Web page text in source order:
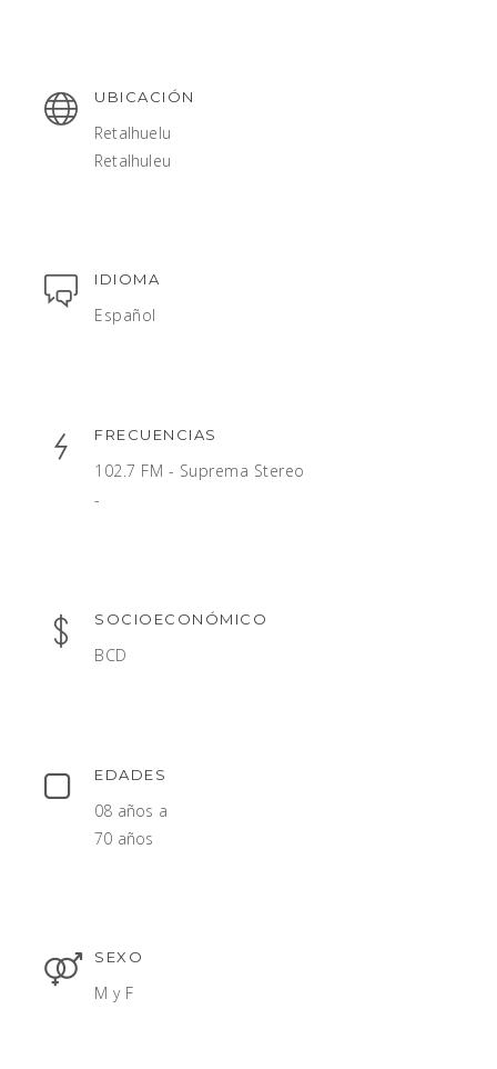
UBICACIÓN
Retalhuelu
Retalhuleu
IDIOMA
Español
FRECUENCIAS
102.7 FM - Suprema Stereo
-
SOCIOECONÓMICO
BCD
EDADES
08 años a
70 años
SEXO
M y F